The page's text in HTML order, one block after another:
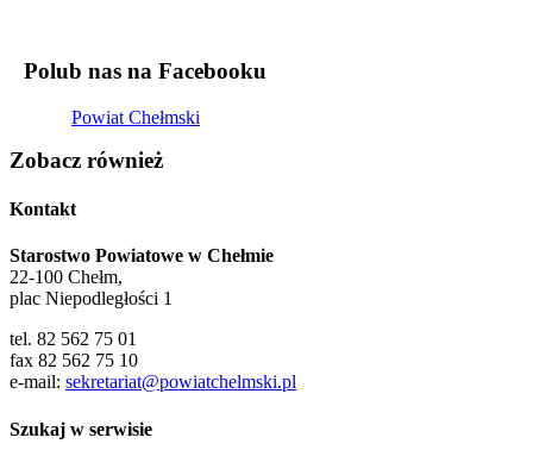
Kontakt
Starostwo Powiatowe w Chełmie
plac Niepodległości 1
fax 82 562 75 10
Szukaj w serwisie
Szukaj
Deklaracja dostępności